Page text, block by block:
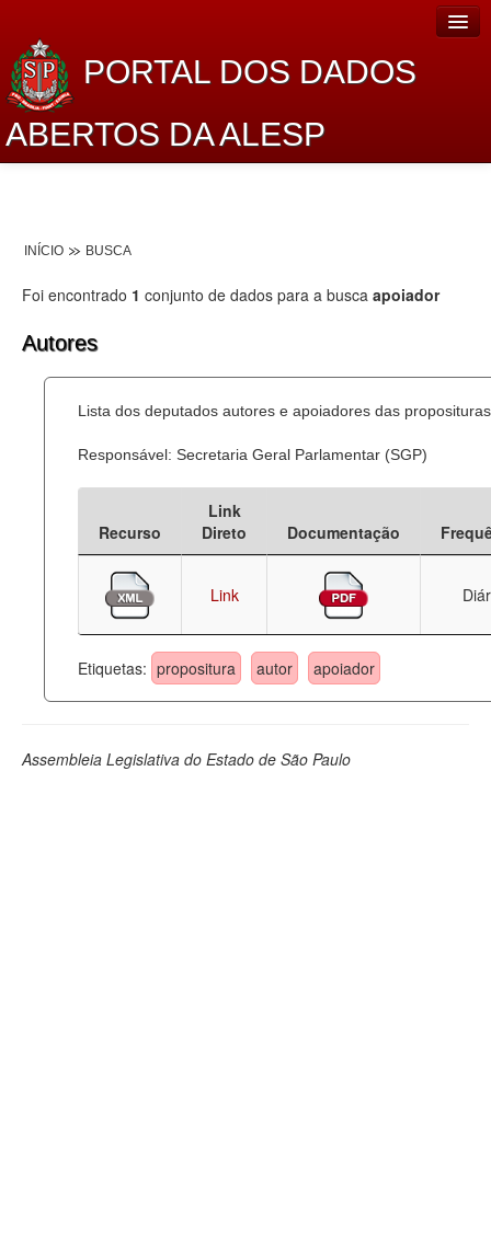
PORTAL DOS DADOS
ABERTOS DA ALESP
Lei de Acesso à Informação
Dados Governamentais Abertos
Processo Legislativo
Deputados Estaduais
Administração
Legislação
Perguntas frequentes
INÍCIO BUSCA
Foi encontrado 1 conjunto de dados para a busca apoiador
Autores
Lista dos deputados autores e apoiadores das
Responsável: Secretaria Geral Parlamentar (SGP)
Recurso
Link
Direto
Documentação
Link
Etiquetas: propositura autor apoiador
Assembleia Legislativa do Estado de São Paulo